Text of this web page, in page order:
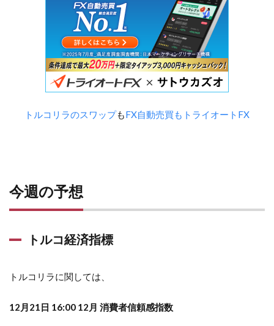
トルコリラのスワップもFX自動売買もトライオートFX
今週の予想
トルコ経済指標
トルコリラに関しては、
12月21日 16:00 12月 消費者信頼感指数